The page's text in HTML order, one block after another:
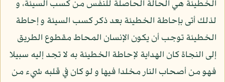
الخطيئة هي الحالة الحاصلة للنفس من كسب السيئة، و
لذلك أتى بإحاطة الخطيئة بعد ذكر كسب السيئة و إحاطة
الخطيئة توجب أن يكون الإنسان المحاط مقطوع الطريق
إلى النجاة كان الهداية لإحاطة الخطيئة به لا تجد إليه سبيلا
فهو من أصحاب النار مخلدا فيها و لو كان في قلبه شيء من